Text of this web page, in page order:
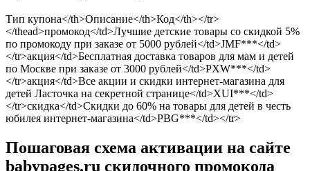
Тип купона</th>Описание</th>Код</th></tr>
</thead>промокод</td>Лучшие детские товары со скидкой 5%
по промокоду при заказе от 5000 рублей</td>JMF***</td>
</tr>акция</td>Бесплатная доставка товаров для мам и детей
по Москве при заказе от 3000 рублей</td>PXW***</td>
</tr>акция</td>Все акции и скидки интернет-магазина для
детей Ласточка на секретной странице</td>XUI***</td>
</tr>скидка</td>Скидки до 60% на товары для детей в честь
юбилея интернет-магазина</td>PBG***</td></tr>
Пошаговая схема активации на сайте
babypages.ru скидочного промокода